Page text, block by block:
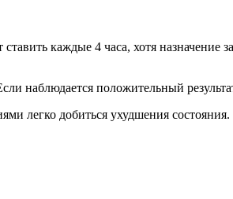
каждые 4 часа, хотя назначение
наблюдается положительный
легко добиться ухудшения состояния.